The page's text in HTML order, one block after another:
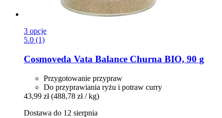
3 opcje
5.0 (1)
Cosmoveda Vata Balance Churna BIO, 90 g
Przygotowanie przypraw
Do przyprawiania ryżu i potraw curry
43,99 zł (488,78 zł / kg)
Dostawa do 12 sierpnia